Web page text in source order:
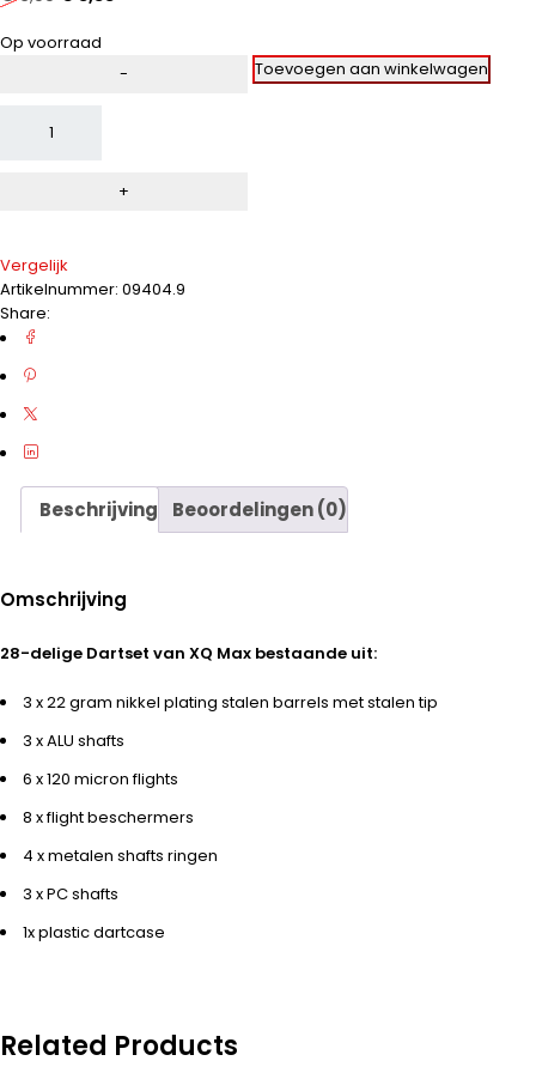
5
Op voorraad
Toevoegen aan winkelwagen
Vergelijk
Artikelnummer: 09404.9
Share:
Beschrijving Beoordelingen (0)
Omschrijving
28-delige Dartset van XQ Max bestaande uit:
3 x 22 gram nikkel plating stalen barrels met stalen tip
3 x ALU shafts
6 x 120 micron flights
8 x flight beschermers
4 x metalen shafts ringen
3 x PC shafts
1x plastic dartcase
Related Products